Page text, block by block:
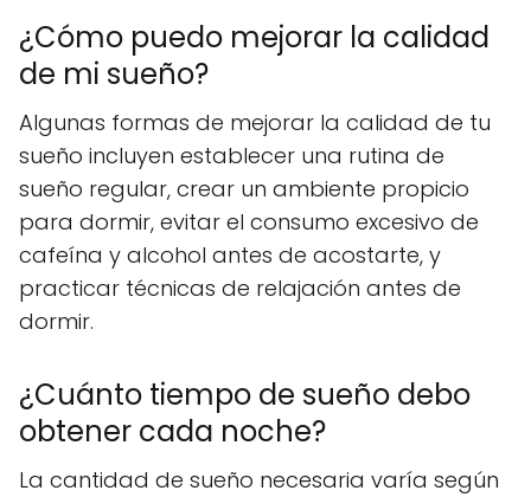
¿Cómo puedo mejorar la calidad
de mi sueño?
Algunas formas de mejorar la calidad de tu
sueño incluyen establecer una rutina de
sueño regular, crear un ambiente propicio
para dormir, evitar el consumo excesivo de
cafeína y alcohol antes de acostarte, y
practicar técnicas de relajación antes de
dormir.
¿Cuánto tiempo de sueño debo
obtener cada noche?
La cantidad de sueño necesaria varía según